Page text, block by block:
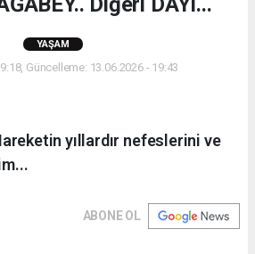
YAŞAM
Güncelleme: 13.06.2026 - 19:43
yıllardır nefeslerini ve
ABONE OL